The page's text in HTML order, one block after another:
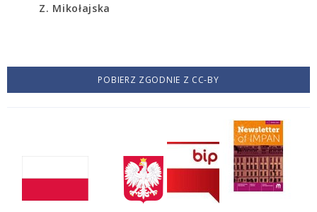
Z. Mikołajska
POBIERZ ZGODNIE Z CC-BY